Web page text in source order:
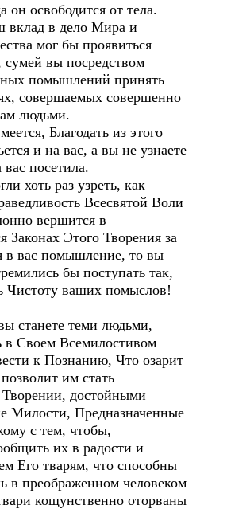
он освободится от тела.
вклад в дело Мира и
мог бы проявиться
сумей вы посредством
помышлений принять
совершаемых совершенно
людьми.
Благодать из этого
и на вас, а вы не узнаете
посетила.
хоть раз узреть, как
Всесвятой Воли
вершится в
Законах Этого Творения за
в вас помышление, то вы
бы поступать так,
Чистоту ваших помыслов!
станете теми людьми,
в Своем Всемилостивом
к Познанию, Что озарит
им стать
достойными
Милости, Предназначенные
с тем, чтобы,
их в радости и
Его тварям, что способны
в преображенном человеком
кощунственно оторваны